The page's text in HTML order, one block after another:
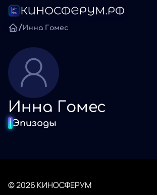
/Инна Гомес
Инна Гомес
Эпизоды
© 2026 КИНОСФЕРУМ